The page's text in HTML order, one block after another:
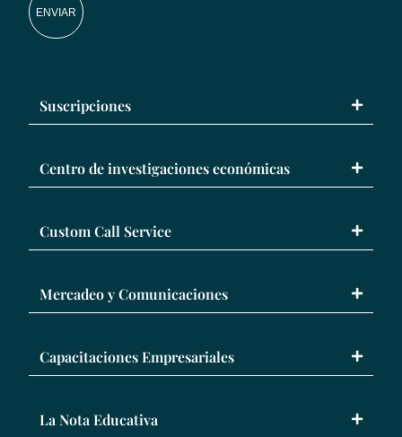
ENVIAR
Suscripciones
Centro de investigaciones económicas
Custom Call Service
Mercadeo y Comunicaciones
Capacitaciones Empresariales
La Nota Educativa